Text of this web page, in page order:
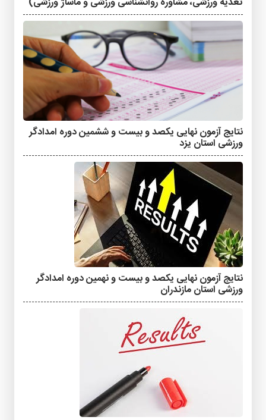
نتایج آزمون نهایی یکصد و بیست و ششمین دوره امدادگر
ورزشی استان یزد
نتایج آزمون نهایی یکصد و بیست و نهمین دوره امدادگر
ورزشی استان مازندران